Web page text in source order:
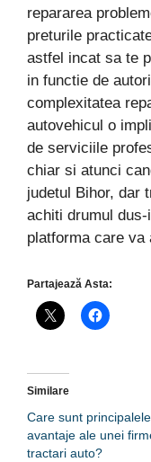
repararea
preturile
astfel incat sa te
in functie de
complexitatea
autovehicul o
de serviciile
chiar si atunci
judetul Bihor, dar
achiti drumul
platforma care va
Partajează Asta:
Similare
Care sunt principalele
avantaje ale unei
tractari auto?